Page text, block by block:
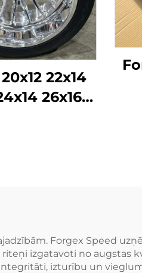
22x14
26x16
Forgex Speed
izgatavoti no augstas
izturību un